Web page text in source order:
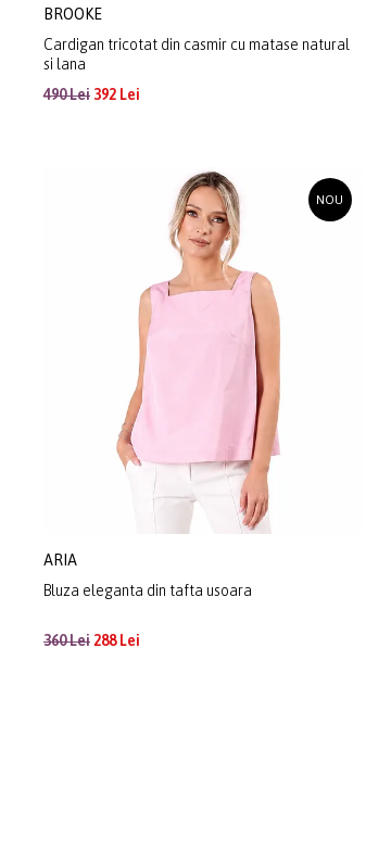
BROOKE
Cardigan tricotat din casmir cu matase natural
si lana
490 Lei 392 Lei
NOU
ARIA
Bluza eleganta din tafta usoara
360 Lei288 Lei